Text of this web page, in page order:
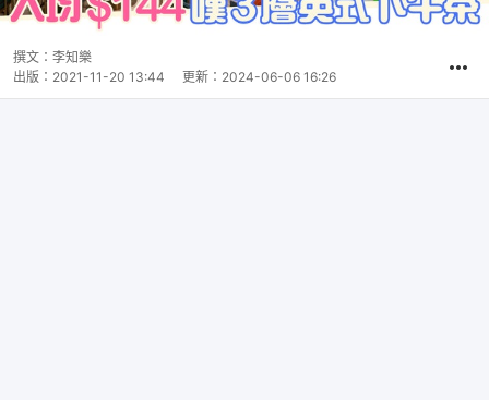
撰文： 李知樂
出版： 2021-11-20 13:44 更新： 2024-06-06 16:26